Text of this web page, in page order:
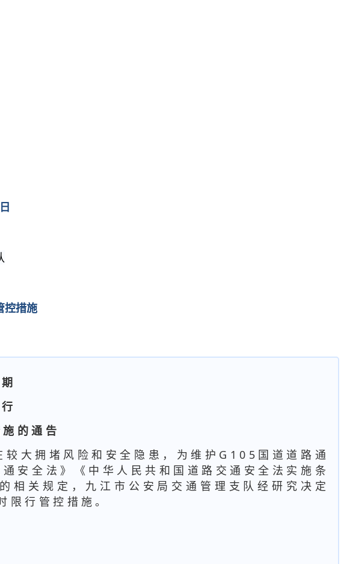
控措施
的通告
大拥堵风险和安全隐患，为维护G105国道道路通
安全法》《中华人民共和国道路交通安全法实施条
相关规定，九江市公安局交通管理支队经研究决定
行管控措施。